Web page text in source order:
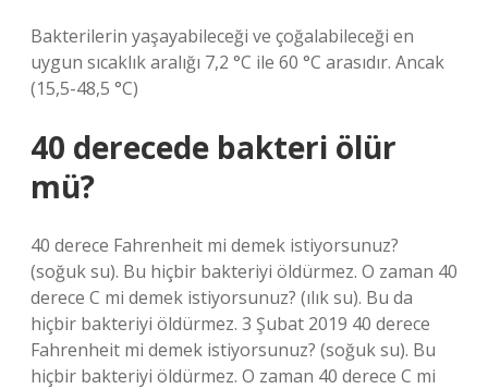
Bakterilerin yaşayabileceği ve çoğalabileceği en
uygun sıcaklık aralığı 7,2 °C ile 60 °C arasıdır. Ancak
(15,5-48,5 °C)
40 derecede bakteri ölür
mü?
40 derece Fahrenheit mi demek istiyorsunuz?
(soğuk su). Bu hiçbir bakteriyi öldürmez. O zaman 40
derece C mi demek istiyorsunuz? (ılık su). Bu da
hiçbir bakteriyi öldürmez. 3 Şubat 2019 40 derece
Fahrenheit mi demek istiyorsunuz? (soğuk su). Bu
hiçbir bakteriyi öldürmez. O zaman 40 derece C mi